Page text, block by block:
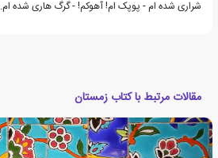
شراری شده ام - پوپک ام! آهوکم! - گرگ هاری شده ام.
مقالات مرتبط با کتاب زمستان